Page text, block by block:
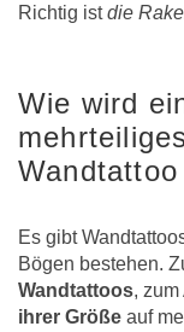
Richtig istdie
Wie wird
Es gibt
Bögen bestehen.
Wandtattoos,
ihrer Größe auf